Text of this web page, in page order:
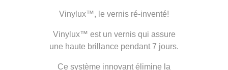
Vinylux™, le vernis ré-inventé!
Vinylux™ est un vernis qui assure
une haute brillance pendant 7 jours.
Ce système innovant élimine la